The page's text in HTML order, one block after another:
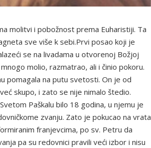
molitvi i pobožnost prema Euharistiji. Ta
sve više k sebi.Prvi posao koji je
se na livadama u otvorenoj Božjoj
molio, razmatrao, ali i činio pokoru.
pomagala na putu svetosti. On je od
skupo, i zato se nije nimalo štedio.
Paškalu bilo 18 godina, u njemu je
zvanju. Zato je pokucao na vrata
franjevcima, po sv. Petru da
pa su redovnici pravili veći izbor i nisu